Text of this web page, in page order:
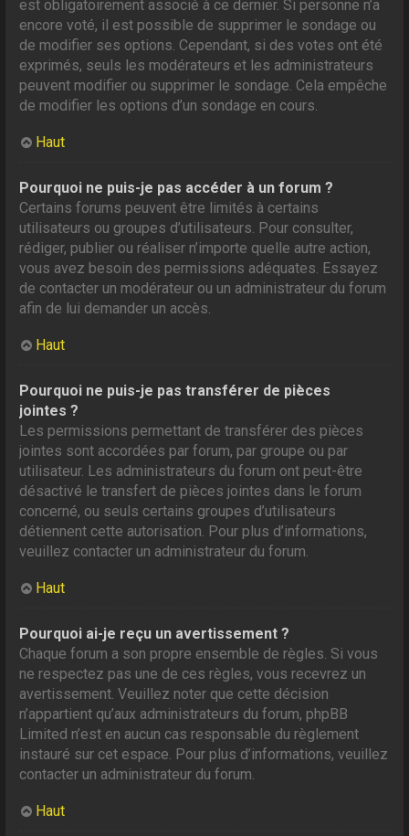
est obligatoirement associé à ce dernier. Si personne n’a
encore voté, il est possible de supprimer le sondage ou
de modifier ses options. Cependant, si des votes ont été
exprimés, seuls les modérateurs et les administrateurs
peuvent modifier ou supprimer le sondage. Cela empêche
de modifier les options d’un sondage en cours.
Haut
Pourquoi ne puis-je pas accéder à un forum ?
Certains forums peuvent être limités à certains
utilisateurs ou groupes d’utilisateurs. Pour consulter,
rédiger, publier ou réaliser n’importe quelle autre action,
vous avez besoin des permissions adéquates. Essayez
de contacter un modérateur ou un administrateur du forum
afin de lui demander un accès.
Haut
Pourquoi ne puis-je pas transférer de pièces
jointes ?
Les permissions permettant de transférer des pièces
jointes sont accordées par forum, par groupe ou par
utilisateur. Les administrateurs du forum ont peut-être
désactivé le transfert de pièces jointes dans le forum
concerné, ou seuls certains groupes d’utilisateurs
détiennent cette autorisation. Pour plus d’informations,
veuillez contacter un administrateur du forum.
Haut
Pourquoi ai-je reçu un avertissement ?
Chaque forum a son propre ensemble de règles. Si vous
ne respectez pas une de ces règles, vous recevrez un
avertissement. Veuillez noter que cette décision
n’appartient qu’aux administrateurs du forum, phpBB
Limited n’est en aucun cas responsable du règlement
instauré sur cet espace. Pour plus d’informations, veuillez
contacter un administrateur du forum.
Haut